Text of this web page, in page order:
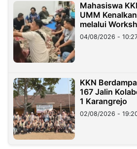
Mahasiswa
UMM
melalui
di Taiwan
04/08/2026 -
KKN
167 Jalin
1 Karangrejo
02/08/2026 -